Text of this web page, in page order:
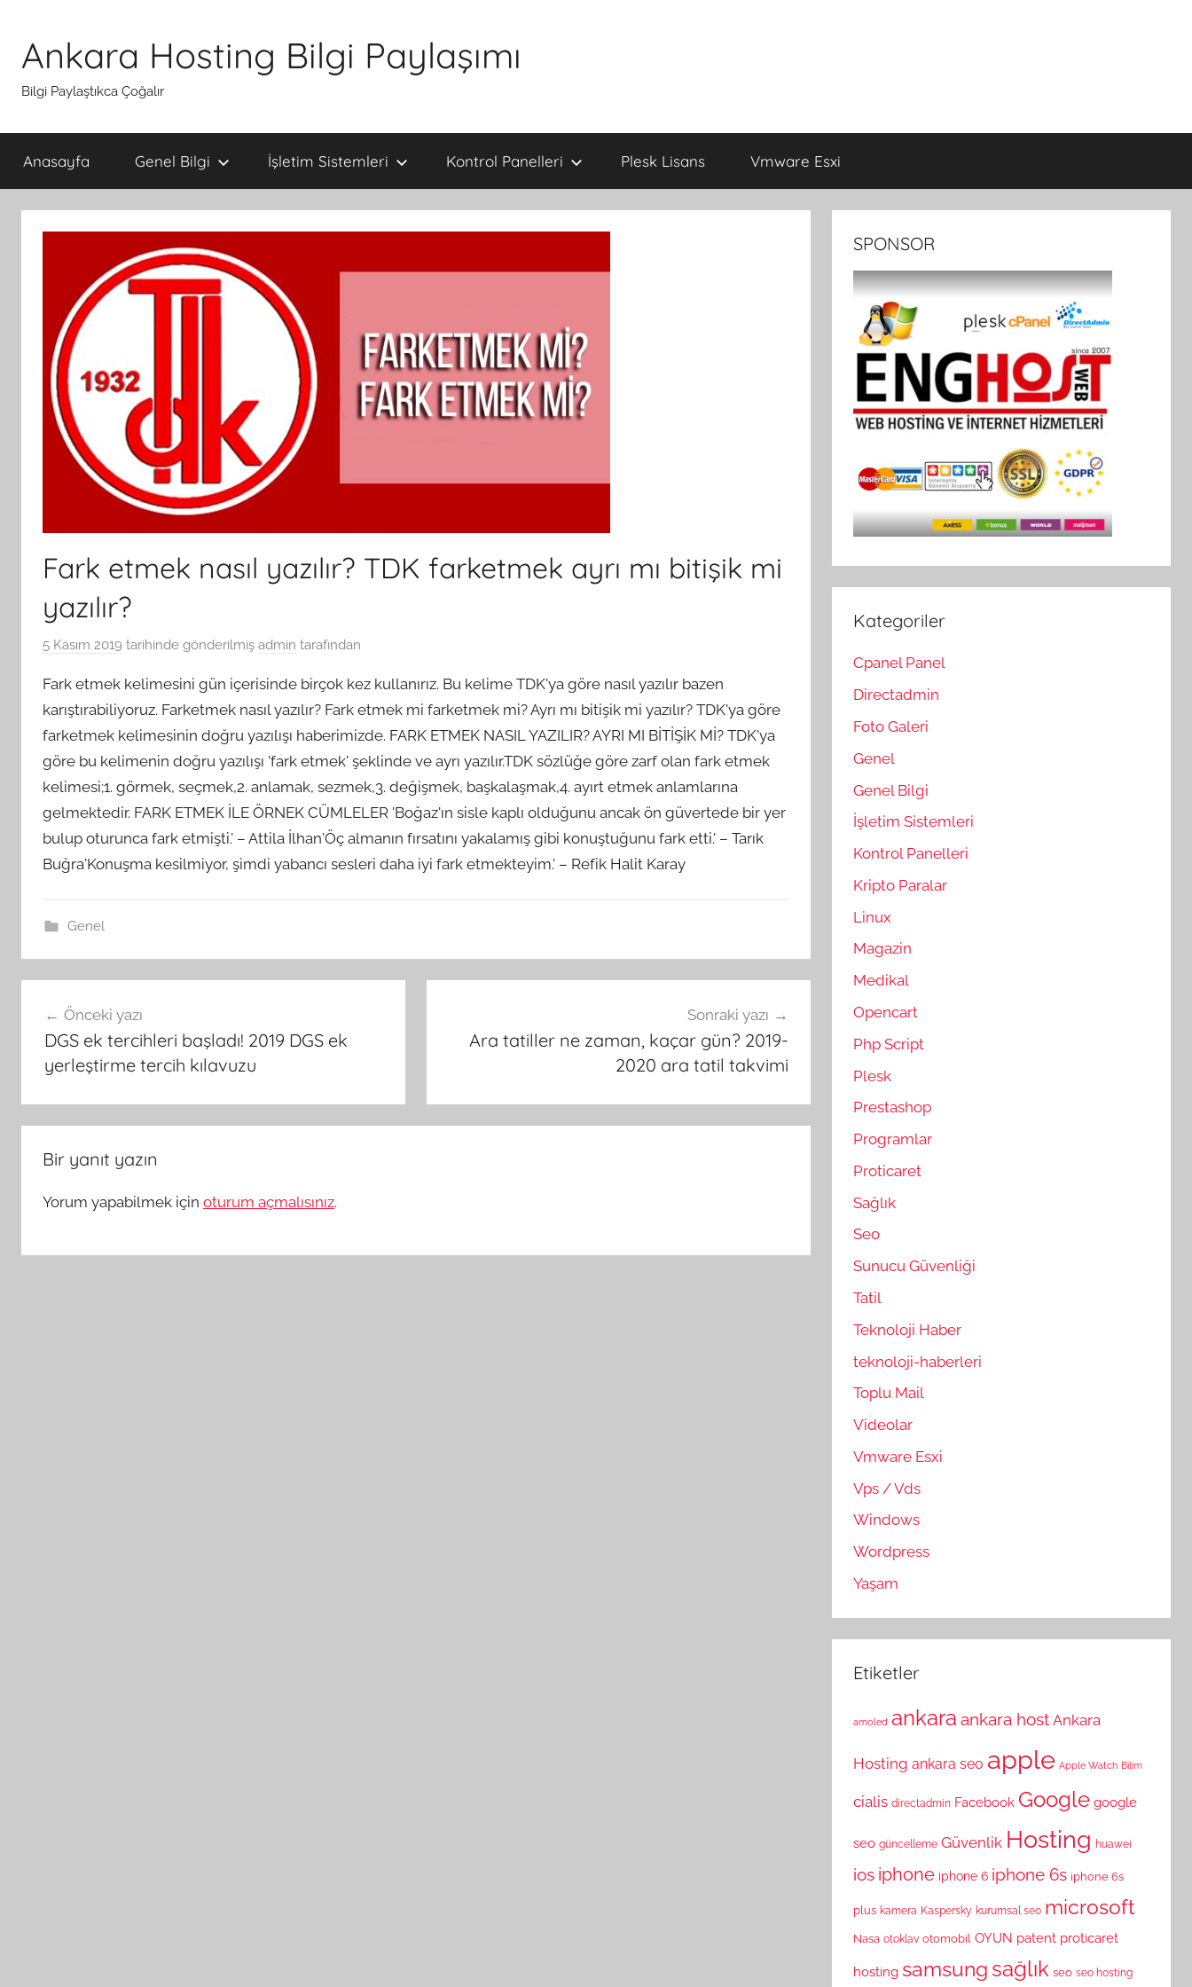
Ankara Hosting Bilgi Paylaşımı
Bilgi Paylaştıkca Çoğalır
Anasayfa Genel Bilgi İşletim Sistemleri Kontrol Panelleri Plesk Lisans Vmware Esxi
Fark etmek nasıl yazılır? TDK farketmek ayrı mı bitişik mi
yazılır?
5 Kasım 2019 tarihinde gönderilmiş admin tarafından
Fark etmek kelimesini gün içerisinde birçok kez kullanırız. Bu kelime TDK'ya göre nasıl yazılır bazen
karıştırabiliyoruz. Farketmek nasıl yazılır? Fark etmek mi farketmek mi? Ayrı mı bitişik mi yazılır? TDK'ya göre
farketmek kelimesinin doğru yazılışı haberimizde. FARK ETMEK NASIL YAZILIR? AYRI MI BİTİŞİK Mİ? TDK'ya
göre bu kelimenin doğru yazılışı 'fark etmek' şeklinde ve ayrı yazılır.TDK sözlüğe göre zarf olan fark etmek
kelimesi;1. görmek, seçmek,2. anlamak, sezmek,3. değişmek, başkalaşmak,4. ayırt etmek anlamlarına
gelmektedir. FARK ETMEK İLE ÖRNEK CÜMLELER 'Boğaz'ın sisle kaplı olduğunu ancak ön güvertede bir yer
bulup oturunca fark etmişti.' – Attila İlhan'Öç almanın fırsatını yakalamış gibi konuştuğunu fark etti.' – Tarık
Buğra'Konuşma kesilmiyor, şimdi yabancı sesleri daha iyi fark etmekteyim.' – Refik Halit Karay
Genel
gezinmesi
Önceki yazı
DGS ek tercihleri başladı! 2019 DGS ek
yerleştirme tercih kılavuzu
Sonraki yazı
Ara tatiller ne zaman, kaçar gün? 2019-
2020 ara tatil takvimi
Bir yanıt yazın
Yorum yapabilmek için oturum açmalısınız.
SPONSOR
Kategoriler
Cpanel Panel
Directadmin
Foto Galeri
Genel
Genel Bilgi
İşletim Sistemleri
Kontrol Panelleri
Kripto Paralar
Linux
Magazin
Medikal
Opencart
Php Script
Plesk
Prestashop
Programlar
Proticaret
Sağlık
Seo
Sunucu Güvenliği
Tatil
Teknoloji Haber
teknoloji-haberleri
Toplu Mail
Videolar
Vmware Esxi
Vps / Vds
Windows
Wordpress
Yaşam
Etiketler
amoled ankara ankara host Ankara
Hosting ankara seo apple Apple Watch Bilim
cialis directadmin Facebook Google google
seo güncelleme Güvenlik Hosting huawei
ios iphone iphone 6 iphone 6s iphone 6s
plus kamera Kaspersky kurumsal seo microsoft
Nasa otoklav otomobil OYUN patent proticaret
hosting samsung sağlık seo seo hosting